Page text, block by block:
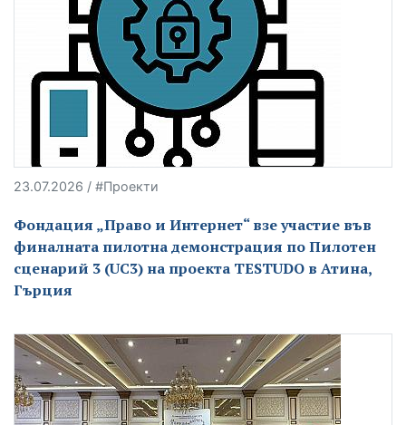
23.07.2026 / #Проекти
Фондация „Право и Интернет“ взе участие във
финалната пилотна демонстрация по Пилотен
сценарий 3 (UC3) на проекта TESTUDO в Атина,
Гърция